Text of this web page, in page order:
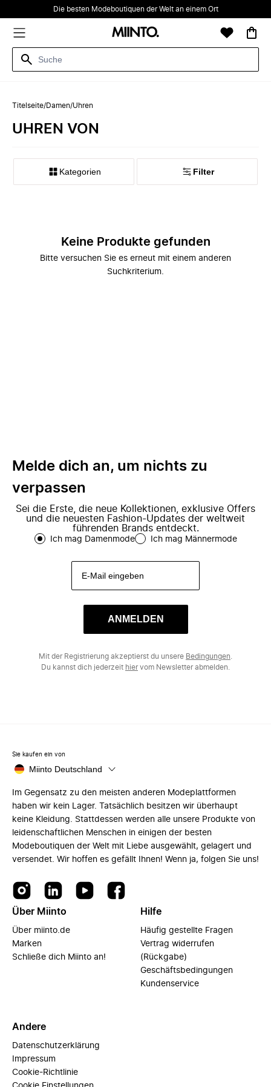
Die besten Modeboutiquen der Welt an einem Ort
Titelseite/Damen/Uhren
UHREN VON
Kategorien Filter
Keine Produkte gefunden
Bitte versuchen Sie es erneut mit einem anderen
Suchkriterium.
Melde dich an, um nichts zu
verpassen
Sei die Erste, die neue Kollektionen, exklusive Offers
und die neuesten Fashion-Updates der weltweit
führenden Brands entdeckt.
Ich mag Damenmode Ich mag Männermode
ANMELDEN
Mit der Registrierung akzeptierst du unsere Bedingungen
Du kannst dich jederzeit hiervom Newsletter abmelden.
Sie kaufen ein von
Miinto Deutschland
Im Gegensatz zu den meisten anderen Modeplattformen
haben wir kein Lager. Tatsächlich besitzen wir überhaupt
keine Kleidung. Stattdessen werden alle unsere Produkte von
leidenschaftlichen Menschen in einigen der besten
Modeboutiquen der Welt mit Liebe ausgewählt, gelagert und
versendet. Wir hoffen es gefällt Ihnen! Wenn ja, folgen Sie uns!
Über Miinto
Über miinto.de
Marken
Schließe dich Miinto an!
Hilfe
Häufig gestellte Fragen
Vertrag widerrufen
(Rückgabe)
Geschäftsbedingungen
Kundenservice
Andere
Datenschutzerklärung
Impressum
Cookie-Richtlinie